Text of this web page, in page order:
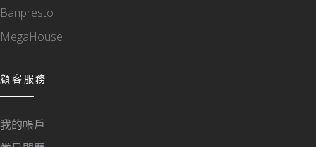
Banpresto
MegaHouse
顧客服務
我的帳戶